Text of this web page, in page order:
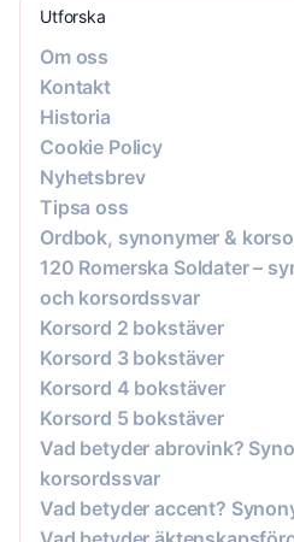
Utforska
Om oss
Kontakt
Historia
Cookie Policy
Nyhetsbrev
Tipsa oss
Ordbok, synonymer &
120 Romerska Soldater –
och korsordssvar
Korsord 2 bokstäver
Korsord 3 bokstäver
Korsord 4 bokstäver
Korsord 5 bokstäver
Vad betyder abrovink?
korsordssvar
Vad betyder accent?